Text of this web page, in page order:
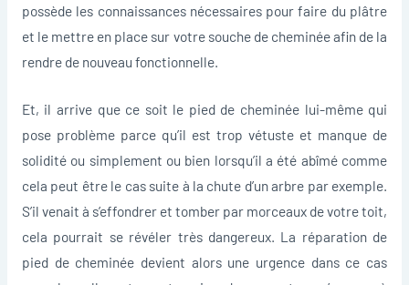
possède les connaissances nécessaires pour faire du plâtre
et le mettre en place sur votre souche de cheminée afin de la
rendre de nouveau fonctionnelle.
Et, il arrive que ce soit le pied de cheminée lui-même qui
pose problème parce qu’il est trop vétuste et manque de
solidité ou simplement ou bien lorsqu’il a été abîmé comme
cela peut être le cas suite à la chute d’un arbre par exemple.
S’il venait à s’effondrer et tomber par morceaux de votre toit,
cela pourrait se révéler très dangereux. La réparation de
pied de cheminée devient alors une urgence dans ce cas